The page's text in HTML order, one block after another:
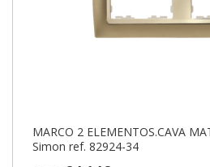
MARCO 2 ELEMENTOS.CAVA
Simon ref. 82924-34